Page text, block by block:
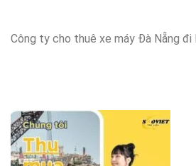
Công ty cho thuê xe máy Đà Nẵng đi